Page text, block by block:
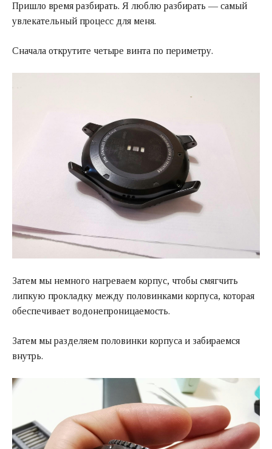
Пришло время разбирать. Я люблю разбирать — самый
увлекательный процесс для меня.
Сначала открутите четыре винта по периметру.
Затем мы немного нагреваем корпус, чтобы смягчить
липкую прокладку между половинками корпуса, которая
обеспечивает водонепроницаемость.
Затем мы разделяем половинки корпуса и забираемся
внутрь.